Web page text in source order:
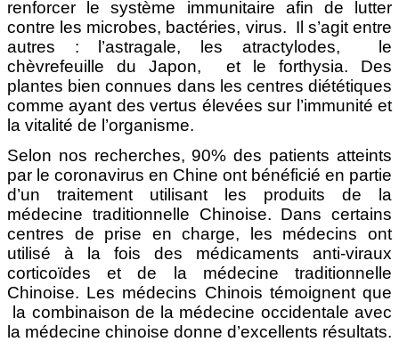
renforcer le système immunitaire afin de lutter
contre les microbes, bactéries, virus. Il s’agit entre
autres : l’astragale, les atractylodes, le
chèvrefeuille du Japon, et le forthysia. Des
plantes bien connues dans les centres diététiques
comme ayant des vertus élevées sur l’immunité et
la vitalité de l’organisme.
Selon nos recherches, 90% des patients atteints
par le coronavirus en Chine ont bénéficié en partie
d’un traitement utilisant les produits de la
médecine traditionnelle Chinoise. Dans certains
centres de prise en charge, les médecins ont
utilisé à la fois des médicaments anti-viraux
corticoïdes et de la médecine traditionnelle
Chinoise. Les médecins Chinois témoignent que
la combinaison de la médecine occidentale avec
la médecine chinoise donne d’excellents résultats.